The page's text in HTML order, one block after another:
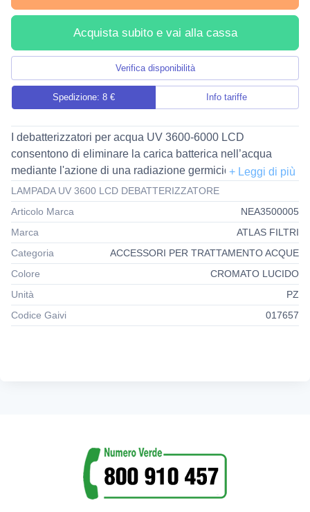
Acquista subito e vai alla cassa
Verifica disponibilità
Spedizione: 8 € Info tariffe
I debatterizzatori per acqua UV 3600-6000 LCD
consentono di eliminare la carica batterica nell’acqua
mediante l'azione di una radiazione germicida ultravioletta
(UV-C)
e possono essere impiegati come stadio di trattamento di
impianti di potabilizzazione. Il sistema consente
un’efficace disinfezione dell'acqua senza l'aggiunta di
prodotti chimici.
I debatterizzatori UV non necessitano di manutenzione,
salvo la sostituzione periodica delle lampade. Portate da
3600 a 6000 litri/ora. Impiegati per uso civile e industriale.
LAMPADA UV 3600 LCD DEBATTERIZZATORE
Articolo Marca
NEA3500005
Marca
ATLAS FILTRI
Categoria
ACCESSORI PER TRATTAMENTO ACQUE
Colore
CROMATO LUCIDO
Unità
PZ
Codice Gaivi
017657